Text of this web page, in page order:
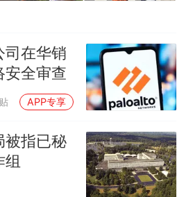
司在华销
安全审查
APP专享
被指已秘
组